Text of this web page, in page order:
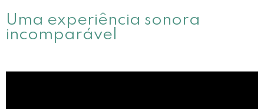
Uma experiência sonora
incomparável​